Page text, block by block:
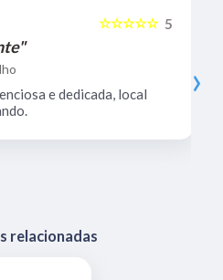
5
☆☆☆☆☆
e dedicada, local
›
relacionadas